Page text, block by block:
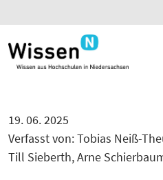
19. 06. 2025
Verfasst von: Tobias Neiß-
Till Sieberth, Arne